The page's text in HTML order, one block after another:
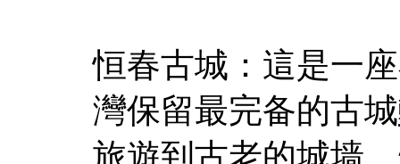
恒春古城：這是一
灣保留最完备的古城
旅遊到古老的城墙